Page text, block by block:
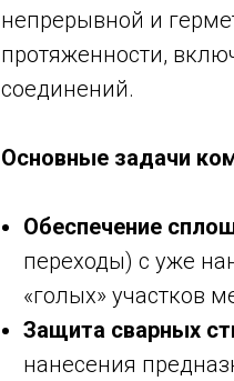
непрерывной и
протяженности,
соединений.
Основные задачи
Обеспечение
переходы) с уже
«голых» участков
Защита сварных
нанесения